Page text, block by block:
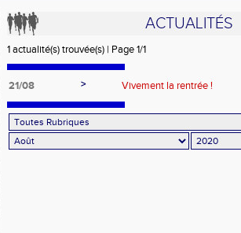
ACTUALITÉS
1 actualité(s) trouvée(s) | Page 1/1
21/08 > Vivement la rentrée !